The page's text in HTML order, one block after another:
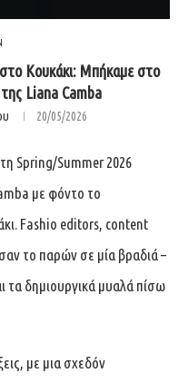
Κουκάκι: Μπήκαμε στο
Liana Camba
20/05/2026
Spring/Summer 2026
με φόντο το
Fashio editors, content
το παρών σε μία βραδιά –
τα δημιουργικά μυαλά πίσω
με μια σχεδόν